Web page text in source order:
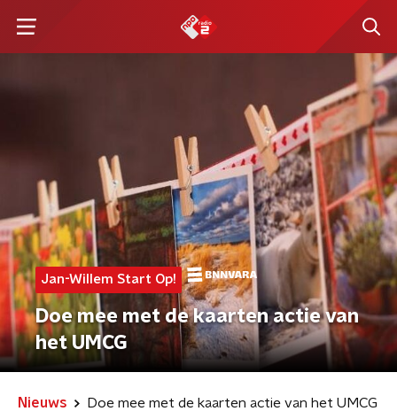
Jan-Willem Start Op!
Doe mee met de kaarten actie van
het UMCG
Nieuws Doe mee met de kaarten actie van het UMCG